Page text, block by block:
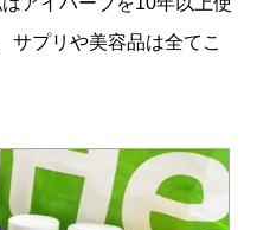
サプリや美容品は全てこ